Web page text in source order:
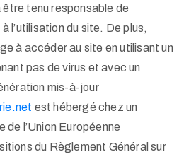
tenu responsable de
l’utilisation du site. De plus,
à accéder au site en utilisant un
pas de virus et avec un
mis-à-jour
est hébergé chez un
l’Union Européenne
du Règlement Général sur